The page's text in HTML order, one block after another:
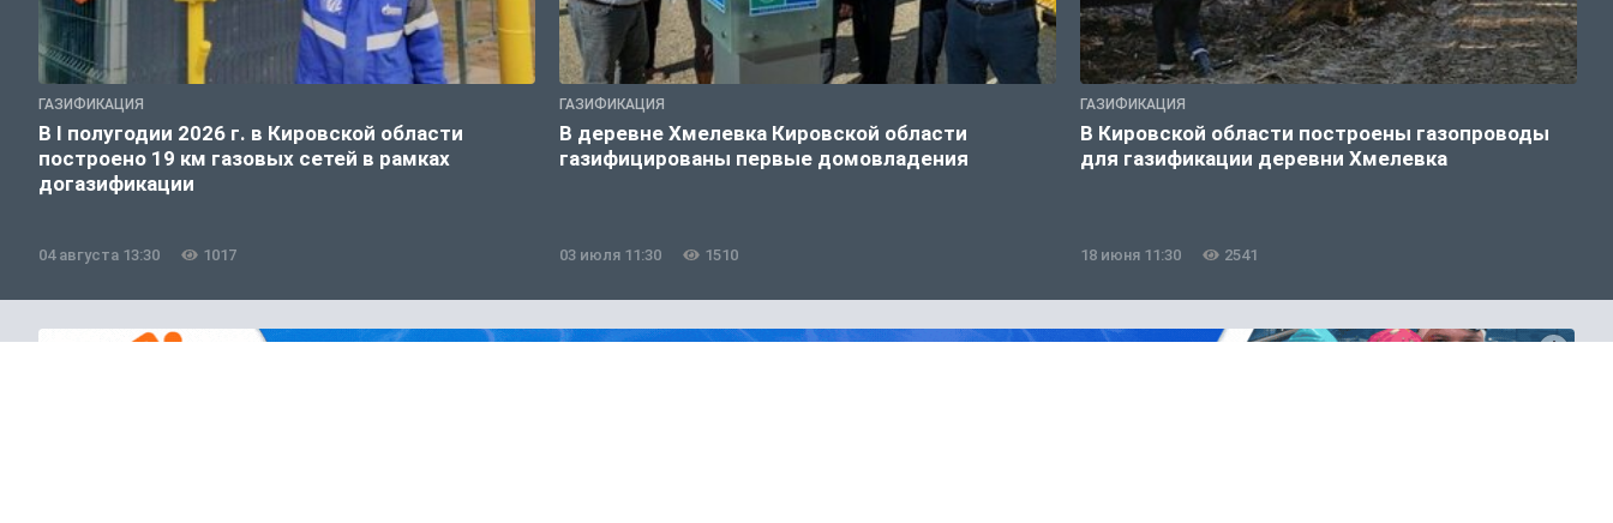
ГАЗИФИКАЦИЯ
В I полугодии 2026 г. в Кировской области
построено 19 км газовых сетей в рамках
догазификации
04 августа 13:30 1017
ГАЗИФИКАЦИЯ
В деревне Хмелевка Кировской области
газифицированы первые домовладения
03 июля 11:30 1510
ГАЗИФИКАЦИЯ
В Кировской области построены газопроводы
для газификации деревни Хмелевка
18 июня 11:30 2541